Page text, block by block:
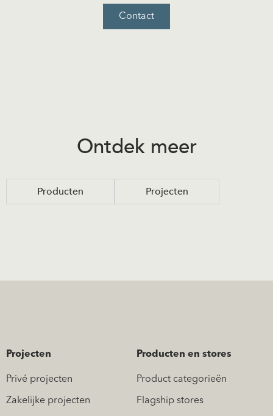
Contact
Ontdek meer
Producten Projecten
Projecten
Privé projecten
Zakelijke projecten
Producten en stores
Product categorieën
Flagship stores